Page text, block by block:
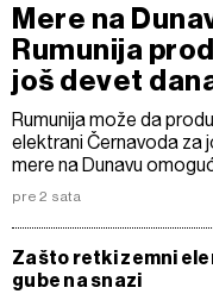
Mere na
Rumunija
još devet
Rumunija može da
elektrani Černavoda za
mere na Dunavu
pre 2 sata
Zašto retki zemni
gube na snazi